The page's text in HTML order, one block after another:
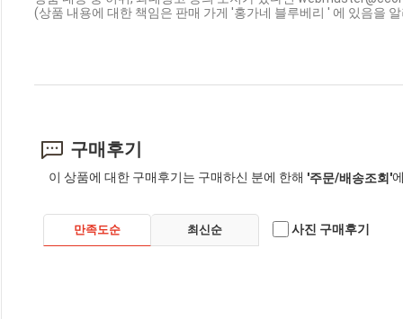
(상품 내용에 대한 책임은 판매 가게 '홍가네 블루베리 ' 에 있음을
구매후기
이 상품에 대한 구매후기는 구매하신 분에 한해 '주문/배송조회'
만족도순 최신순 사진 구매후기